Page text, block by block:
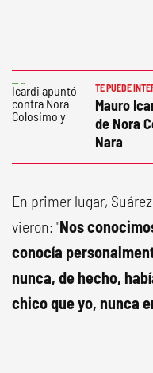
TE PUEDE
Mauro
de Nora
Nara
En primer lugar,
vieron: "Nos
conocía
nunca, de hecho,
chico que yo, nunca